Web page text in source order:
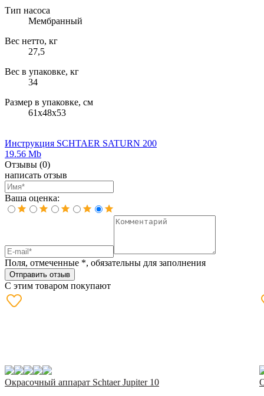
Тип насоса
Мембранный
Вес нетто, кг
27,5
Вес в упаковке, кг
34
Размер в упаковке, см
61х48х53
Инструкция SCHTAER SATURN 200
19.56 Mb
Отзывы (0)
написать отзыв
Ваша оценка:
Поля, отмеченные *, обязательны для заполнения
Отправить отзыв
С этим товаром покупают
Окрасочный аппарат Schtaer Jupiter 10